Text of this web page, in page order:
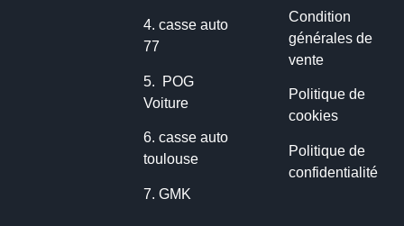
4.casse auto
77
5. POG
Voiture
6.casse auto
toulouse
7.GMK
Condition
générales de
vente
Politique de
cookies
Politique de
confidentialité